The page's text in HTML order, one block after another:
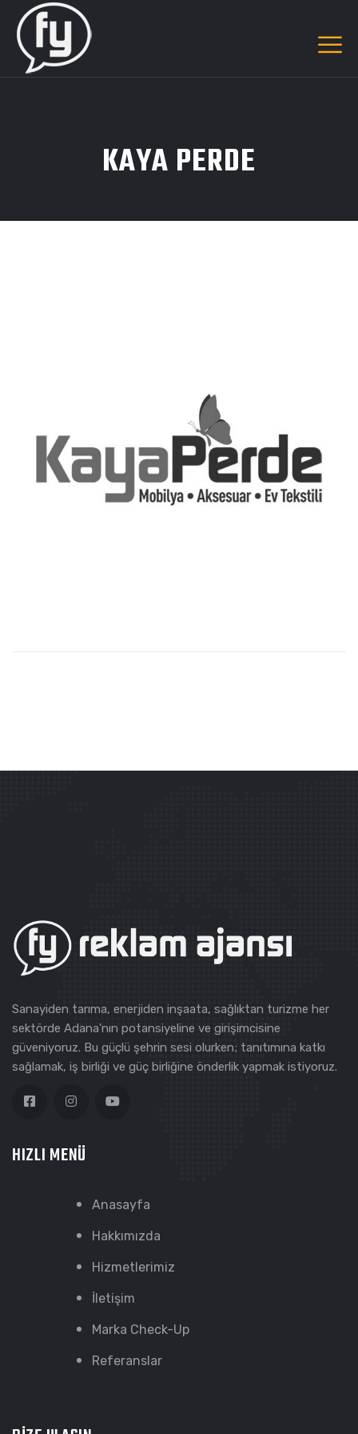
KAYA PERDE
Sanayiden tarıma, enerjiden inşaata, sağlıktan turizme her
sektörde Adana'nın potansiyeline ve girişimcisine
güveniyoruz. Bu güçlü şehrin sesi olurken; tanıtımına katkı
sağlamak, iş birliği ve güç birliğine önderlik yapmak istiyoruz.
HIZLI MENÜ
Anasayfa
Hakkımızda
Hizmetlerimiz
İletişim
Marka Check-Up
Referanslar